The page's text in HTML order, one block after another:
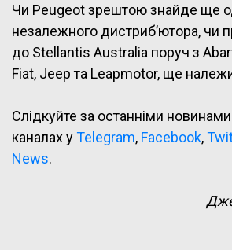
Чи Peugeot зрештою знайде ще
незалежного дистриб’ютора, чи
до Stellantis Australia поруч з
Fiat, Jeep та Leapmotor, ще
Слідкуйте за останніми
каналах уTelegram, Facebook,
News.